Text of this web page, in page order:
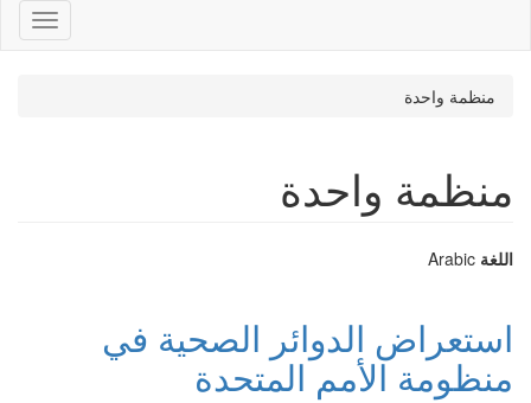
منظمة واحدة
منظمة واحدة
اللغة
استعراض الدوائر الصحية في
منظومة الأمم المتحدة